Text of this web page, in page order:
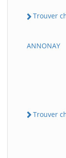
Trouver
ANNONAY
Trouver